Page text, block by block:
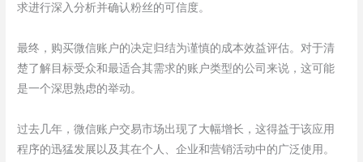
求进行深入分析并确认粉丝的可信度。
最终，购买微信账户的决定归结为谨慎的成本效益评估。对于清
楚了解目标受众和最适合其需求的账户类型的公司来说，这可能
是一个深思熟虑的举动。
过去几年，微信账户交易市场出现了大幅增长，这得益于该应用
程序的迅猛发展以及其在个人、企业和营销活动中的广泛使用。